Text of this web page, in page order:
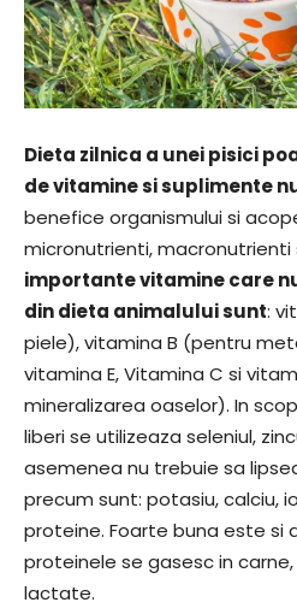
Dieta zilnica a unei pisici
de vitamine si suplimente
benefice organismului si
micronutrienti, macronutrienti
importante vitamine care
din dieta animalului sunt:
piele), vitamina B (pentru
vitamina E, Vitamina C si
mineralizarea oaselor). In
liberi se utilizeaza seleniul,
asemenea nu trebuie sa
precum sunt: potasiu, calciu,
proteine. Foarte buna este si
proteinele se gasesc in
lactate.